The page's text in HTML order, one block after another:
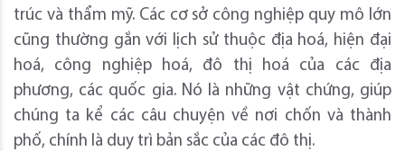
trúc và thẩm mỹ. Các cơ sở công nghiệp quy mô lớn
cũng thường gắn với lịch sử thuộc địa hoá, hiện đại
hoá, công nghiệp hoá, đô thị hoá của các địa
phương, các quốc gia. Nó là những vật chứng, giúp
chúng ta kể các câu chuyện về nơi chốn và thành
phố, chính là duy trì bản sắc của các đô thị.